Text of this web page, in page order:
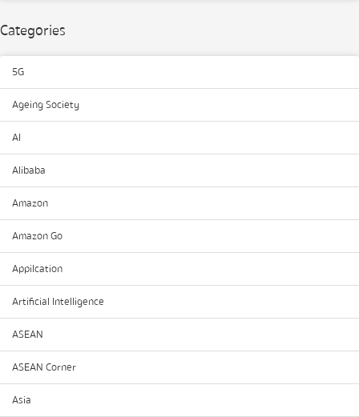
Categories
5G
Ageing Society
AI
Alibaba
Amazon
Amazon Go
Appilcation
Artificial Intelligence
ASEAN
ASEAN Corner
Asia